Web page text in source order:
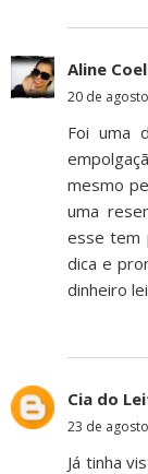
Aline
20 de
Foi uma
mesmo
uma
esse tem
dica e
dinheiro
Cia do
23 de
Já tinha